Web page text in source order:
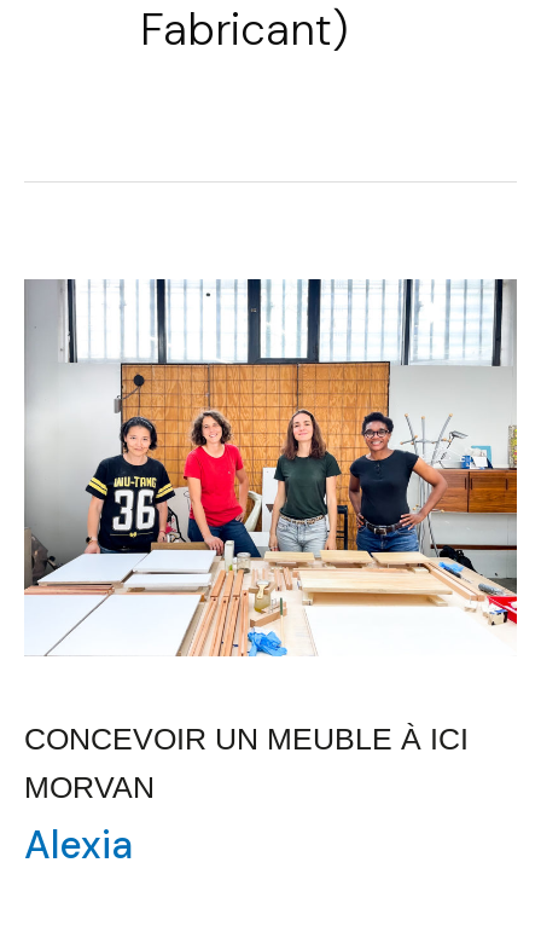
Fabricant)
CONCEVOIR UN MEUBLE À ICI
MORVAN
Alexia
Concevoir
un
meuble
à
ICI
Morvan